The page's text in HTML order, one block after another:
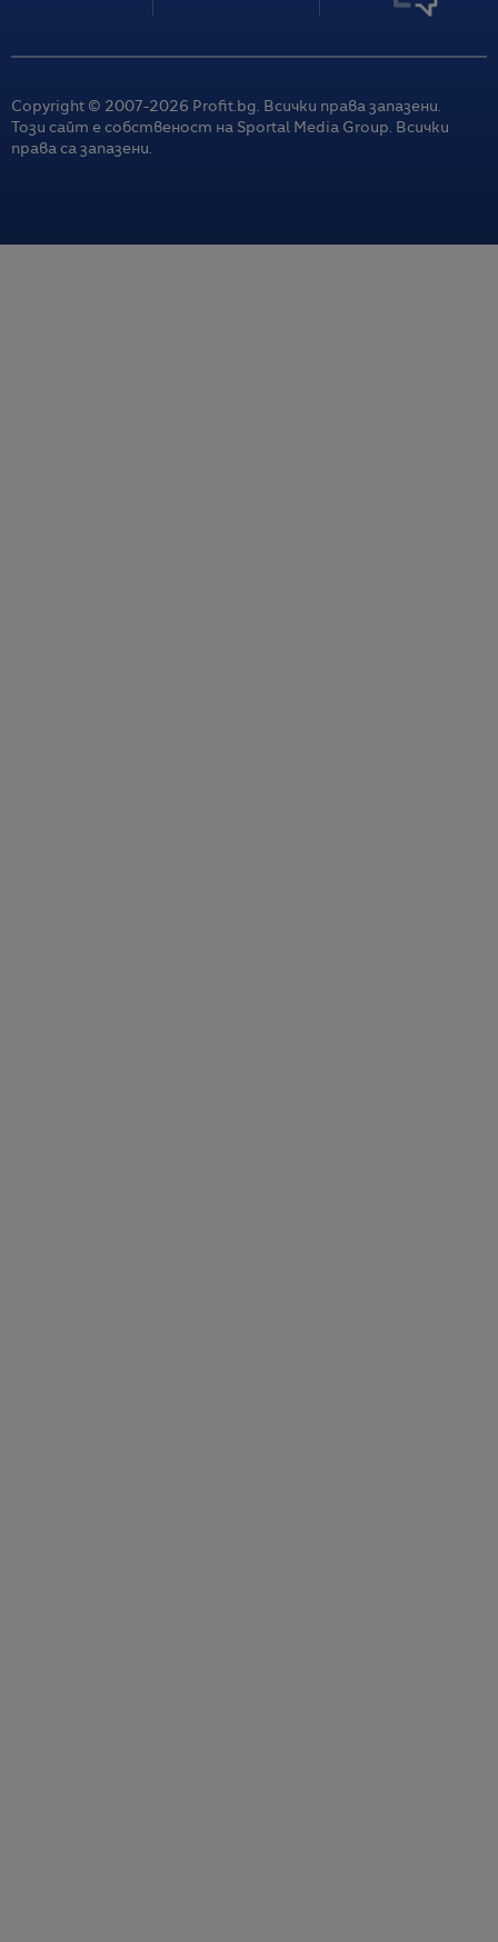
Copyright © 2007-2026 Profit.bg. Всички права запазени.
Този сайт е собственост на Sportal Media Group. Всички
права са запазени.